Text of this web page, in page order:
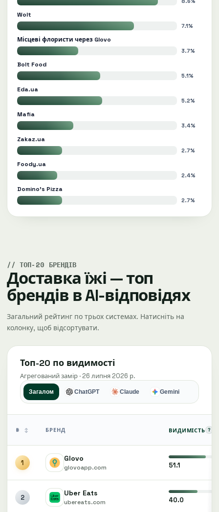
Wolt
7.1%
Місцеві флористи через Glovo
3.7%
Bolt Food
5.1%
Eda.ua
5.2%
Mafia
3.4%
Zakaz.ua
2.7%
Foody.ua
2.4%
Domino's Pizza
2.7%
ТОП-20 БРЕНДІВ
Доставка їжі — топ
брендів в AI-відповідях
Загальний рейтинг по трьох системах. Натисніть на
колонку, щоб відсортувати.
Топ-20 по видимості
Агрегований замір · 26 липня 2026 р.
Загалом ChatGPT Claude Gemini
# ↕ БРЕНД ВИДИМІСТЬ ?
1 Glovo
glovoapp.com 51.1
2 Uber Eats
ubereats.com 40.0